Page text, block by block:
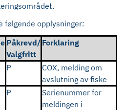
følgende opplysninger:
Påkrevd/
Valgfritt
Forklaring
P
COX, melding om
avslutning av fiske
P
Serienummer for
meldingen i